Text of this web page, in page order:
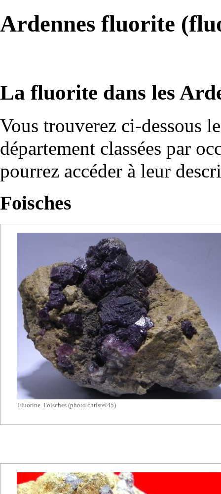
Ardennes fluorite
La fluorite dans les
Vous trouverez ci-dessous
département classées par
pourrez accéder à leur
Foisches
Fluorine. Foisches.(photo christel45)